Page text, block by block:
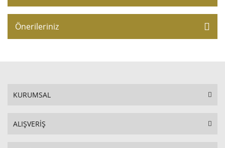
Önerileriniz
KURUMSAL
ALIŞVERİŞ